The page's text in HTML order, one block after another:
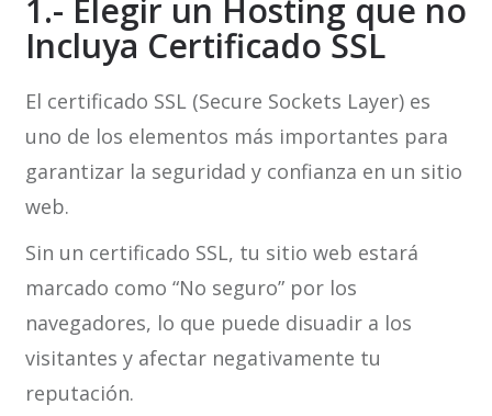
1.- Elegir un Hosting que no
Incluya Certificado SSL
El certificado SSL (Secure Sockets Layer) es
uno de los elementos más importantes para
garantizar la seguridad y confianza en un sitio
web.
Sin un certificado SSL, tu sitio web estará
marcado como “No seguro” por los
navegadores, lo que puede disuadir a los
visitantes y afectar negativamente tu
reputación.